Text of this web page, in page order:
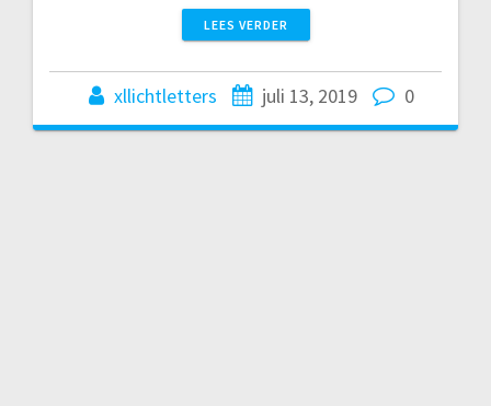
LEES VERDER
xllichtletters juli 13, 2019 0